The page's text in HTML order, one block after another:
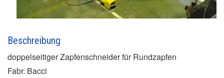
Beschreibung
doppelseitiger Zapfenschneider für Rundzapfen
Fabr. Bacci